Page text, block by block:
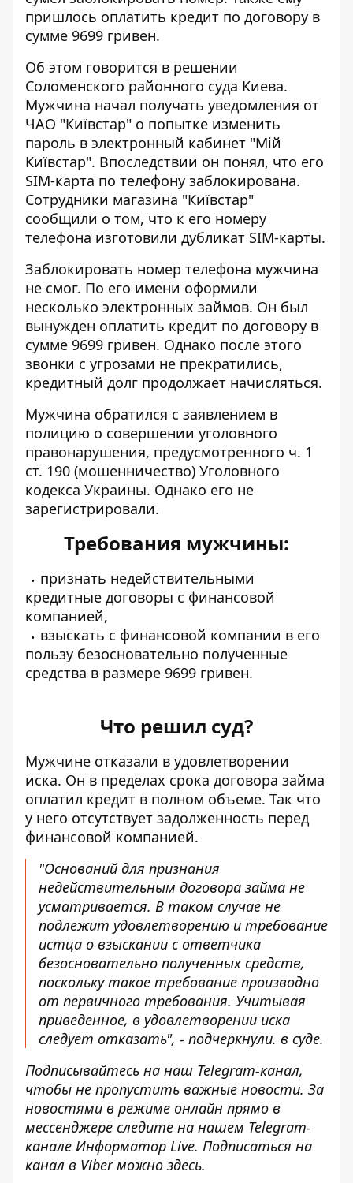
пришлось оплатить кредит по договору в
сумме 9699 гривен.
Об этом говорится в решении
Соломенского районного суда Киева.
Мужчина начал получать уведомления от
ЧАО "Київстар" о попытке изменить
пароль в электронный кабинет "Мій
Київстар". Впоследствии он понял, что его
SIM-карта по телефону заблокирована.
Сотрудники магазина "Київстар"
сообщили о том, что к его номеру
телефона изготовили дубликат SIM-карты.
Заблокировать номер телефона мужчина
не смог. По его имени оформили
несколько электронных займов. Он был
вынужден оплатить кредит по договору в
сумме 9699 гривен. Однако после этого
звонки с угрозами не прекратились,
кредитный долг продолжает начисляться.
Мужчина обратился с заявлением в
полицию о совершении уголовного
правонарушения, предусмотренного ч. 1
ст. 190 (мошенничество) Уголовного
кодекса Украины. Однако его не
зарегистрировали.
Требования мужчины:
признать недействительными
кредитные договоры с финансовой
компанией,
взыскать с финансовой компании в его
пользу безосновательно полученные
средства в размере 9699 гривен.
Что решил суд?
Мужчине отказали в удовлетворении
иска. Он в пределах срока договора займа
оплатил кредит в полном объеме. Так что
у него отсутствует задолженность перед
финансовой компанией.
"Оснований для признания
недействительным договора займа не
усматривается. В таком случае не
подлежит удовлетворению и требование
истца о взыскании с ответчика
безосновательно полученных средств,
поскольку такое требование производно
от первичного требования. Учитывая
приведенное, в удовлетворении иска
следует отказать", - подчеркнули. в суде.
Подписывайтесь на наш Telegram-канал,
чтобы не пропустить важные новости. За
новостями в режиме онлайн прямо в
мессенджере следите на нашем Telegram-
канале Информатор Live. Подписаться на
канал в Viber можно здесь.